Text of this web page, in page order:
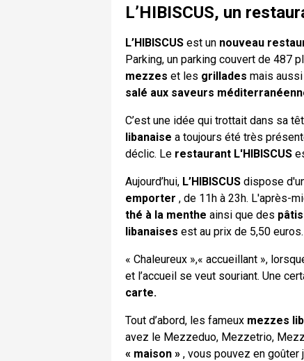
L’HIBISCUS, un
L’HIBISCUS est un nouveau
Parking, un parking couvert de 487
mezzes et les grillades mais
salé aux saveurs
C’est une idée qui trottait dans sa
libanaise a toujours été très
déclic. Le restaurant L'HIBISCUS
Aujourd’hui, L’HIBISCUS dispose
emporter , de 11h à 23h. L'après-
thé à la menthe ainsi que des
libanaises est au prix de 5,50 euros.
« Chaleureux »,« accueillant »,
et l’accueil se veut souriant. Une
carte.
Tout d’abord, les fameux mezzes
avez le Mezzeduo, Mezzetrio,
« maison » , vous pouvez en goûter